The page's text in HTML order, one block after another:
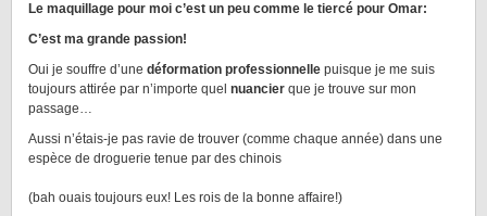
Le maquillage pour moi c’est un peu comme le tiercé pour Omar:
C’est ma grande passion!
Oui je souffre d’une déformation professionnelle puisque je me suis
toujours attirée par n’importe quel nuancier que je trouve sur mon
passage…
Aussi n’étais-je pas ravie de trouver (comme chaque année) dans une
espèce de droguerie tenue par des chinois
(bah ouais toujours eux! Les rois de la bonne affaire!)